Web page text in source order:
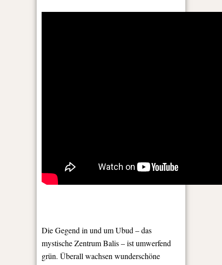
Die Gegend in und um Ubud – das
mystische Zentrum Balis – ist umwerfend
grün. Überall wachsen wunderschöne